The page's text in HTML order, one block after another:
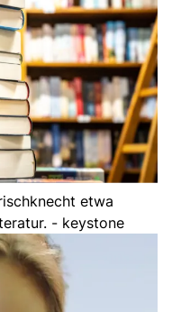
etwa
- keystone